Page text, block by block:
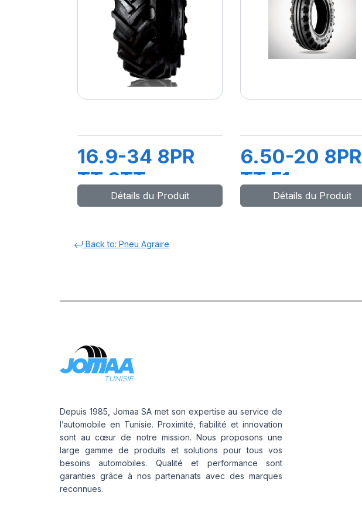
16.9-34 8PR
TT STT
Détails du Produit
6.50-20 8PR
TT F1
Détails du Produit
Back to: Pneu Agraire
Depuis 1985, Jomaa SA met son expertise au service de
l’automobile en Tunisie. Proximité, fiabilité et innovation
sont au cœur de notre mission. Nous proposons une
large gamme de produits et solutions pour tous vos
besoins automobiles. Qualité et performance sont
garanties grâce à nos partenariats avec des marques
reconnues.